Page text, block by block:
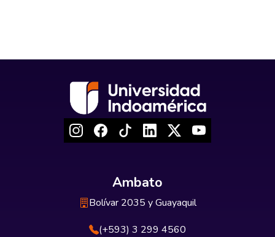
Ambato
Bolívar 2035 y Guayaquil
(+593) 3 299 4560